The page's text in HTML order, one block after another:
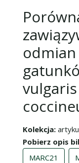
Kolekcja
Pobierz opis
MARC21